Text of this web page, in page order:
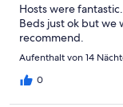
Hosts were
Beds just ok but we
recommend.
Aufenthalt von 14
0